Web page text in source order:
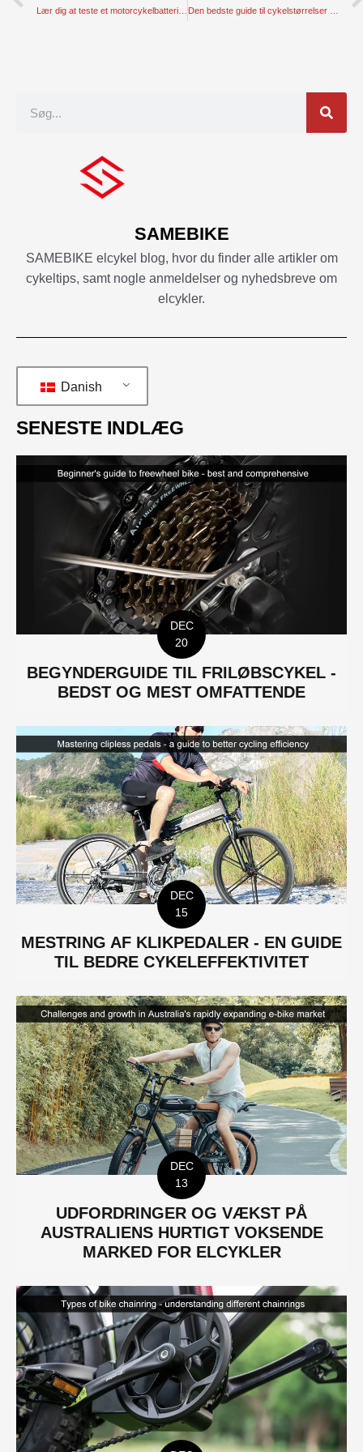
SAMEBIKE
SAMEBIKE elcykel blog, hvor du finder alle artikler om
cykeltips, samt nogle anmeldelser og nyhedsbreve om
elcykler.
Danish
SENESTE INDLÆG
DEC
20
BEGYNDERGUIDE TIL FRILØBSCYKEL -
BEDST OG MEST OMFATTENDE
DEC
15
MESTRING AF KLIKPEDALER - EN GUIDE
TIL BEDRE CYKELEFFEKTIVITET
DEC
13
UDFORDRINGER OG VÆKST PÅ
AUSTRALIENS HURTIGT VOKSENDE
MARKED FOR ELCYKLER